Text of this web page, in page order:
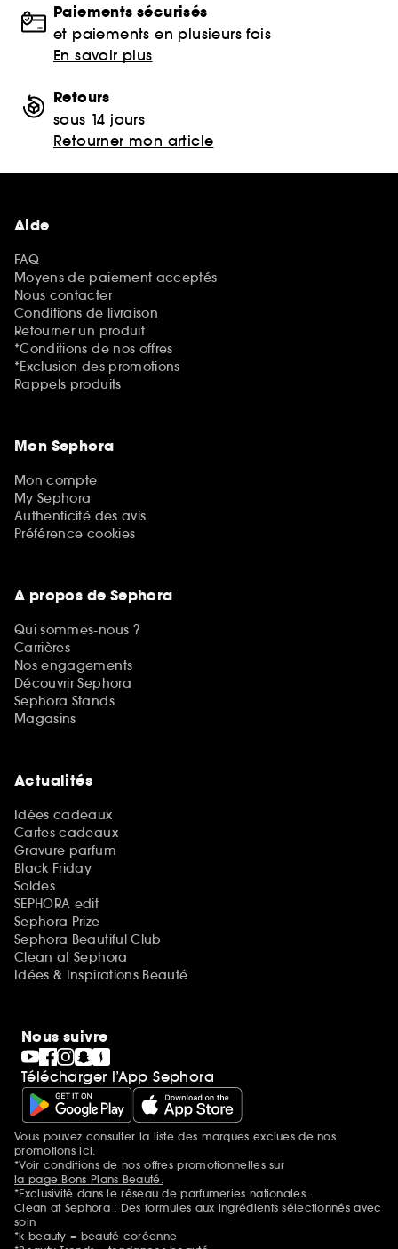
Paiements sécurisés
et paiements en plusieurs fois
En savoir plus
Retours
sous 14 jours
Retourner mon article
Aide
FAQ
Moyens de paiement acceptés
Nous contacter
Conditions de livraison
Retourner un produit
*Conditions de nos offres
*Exclusion des promotions
Rappels produits
Mon Sephora
Mon compte
My Sephora
Authenticité des avis
Préférence cookies
A propos de Sephora
Qui sommes-nous ?
Carrières
Nos engagements
Découvrir Sephora
Sephora Stands
Magasins
Actualités
Idées cadeaux
Cartes cadeaux
Gravure parfum
Black Friday
Soldes
SEPHORA edit
Sephora Prize
Sephora Beautiful Club
Clean at Sephora
Idées & Inspirations Beauté
Nous suivre
Télécharger l’App Sephora
Mentions additionnelles
Vous pouvez consulter la liste des marques exclues de nos
promotionsici.
*Voir conditions de nos offres promotionnelles sur
la page Bons Plans Beauté.
*Exclusivité dans le réseau de parfumeries nationales.
Clean at Sephora : Des formules aux ingrédients sélectionnés avec
soin
*k-beauty = beauté coréenne